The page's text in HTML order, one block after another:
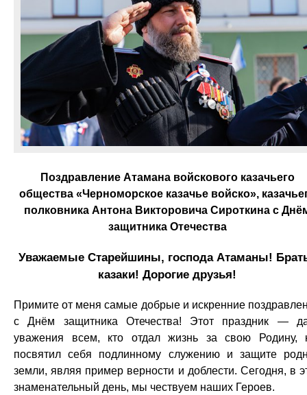
Поздравление Атамана войскового казачьего
общества «Черноморское казачье войско»,
полковника Антона Викторовича Сироткина с
защитника Отечества
Уважаемые Старейшины, господа Атаманы!
казаки! Дорогие друзья!
Примите от меня самые добрые и искренние
с Днём защитника Отечества! Этот праздник —
уважения всем, кто отдал жизнь за свою Родину,
посвятил себя подлинному служению и защите
земли, являя пример верности и доблести. Сегодня, в
знаменательный день, мы чествуем наших Героев.